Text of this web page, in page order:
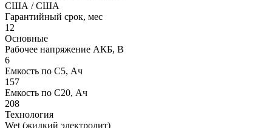
США / США
Гарантийный срок, мес
12
Основные
Рабочее напряжение АКБ, B
6
Емкость по С5, Ач
157
Емкость по С20, Ач
208
Технология
Wet (жидкий электролит)